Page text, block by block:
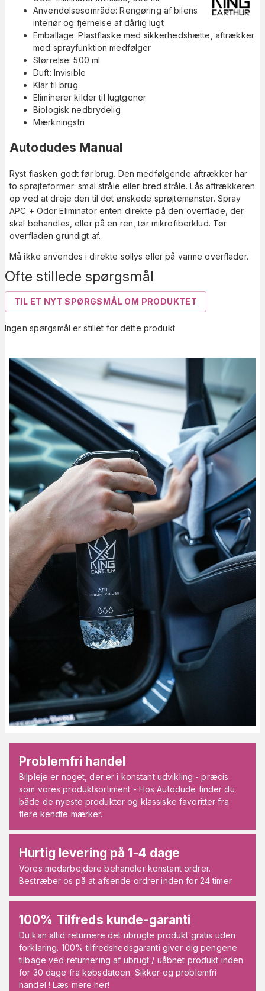
Ofte stillede spørgsmål
TIL ET NYT SPØRGSMÅL OM PRODUKTET
Ingen spørgsmål er stillet for dette produkt
Anvendelsesområde: Rengøring af bilens
interiør og fjernelse af dårlig lugt
Emballage: Plastflaske med sikkerhedshætte, aftrækker
med sprayfunktion medfølger
Størrelse: 500 ml
Duft: Invisible
Klar til brug
Eliminerer kilder til lugtgener
Biologisk nedbrydelig
Mærkningsfri
Autodudes Manual
Ryst flasken godt før brug. Den medfølgende aftrækker har
to sprøjteformer: smal stråle eller bred stråle. Lås aftrækkeren
op ved at dreje den til det ønskede sprøjtemønster. Spray
APC + Odor Eliminator enten direkte på den overflade, der
skal behandles, eller på en ren, tør mikrofiberklud. Tør
overfladen grundigt af.
Må ikke anvendes i direkte sollys eller på varme overflader.
Problemfri handel
Bilpleje er noget, der er i konstant udvikling - præcis
som vores produktsortiment - Hos Autodude finder du
både de nyeste produkter og klassiske favoritter fra
flere kendte mærker.
Hurtig levering på 1-4 dage
Vores medarbejdere behandler konstant ordrer.
Bestræber os på at afsende ordrer inden for 24 timer
100% Tilfreds kunde-garanti
Du kan altid returnere det ubrugte produkt gratis uden
forklaring. 100% tilfredshedsgaranti giver dig pengene
tilbage ved returnering af ubrugt / uåbnet produkt inden
for 30 dage fra købsdatoen. Sikker og problemfri
handel ! Læs mere her!